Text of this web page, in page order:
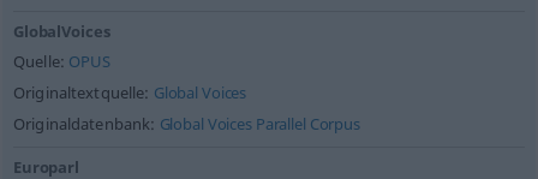
GlobalVoices
Quelle: OPUS
Originaltextquelle: Global Voices
Originaldatenbank: Global Voices Parallel Corpus
Europarl